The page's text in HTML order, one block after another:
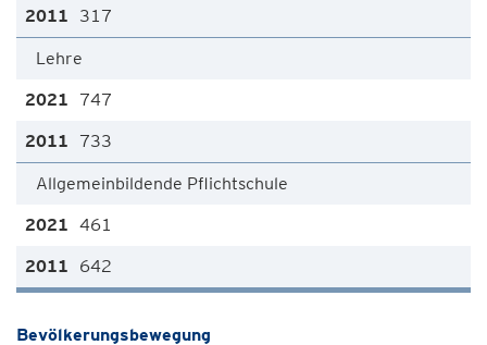
317
Lehre
747
733
Allgemeinbildende Pflichtschule
461
642
Bevölkerungsbewegung